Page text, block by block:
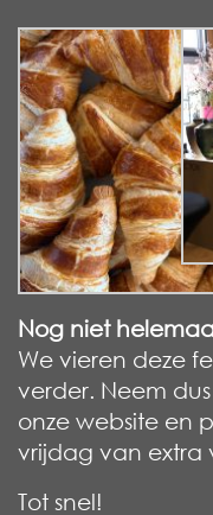
Nog niet
We vieren deze
verder. Neem
onze website en
vrijdag van extra
Tot snel!